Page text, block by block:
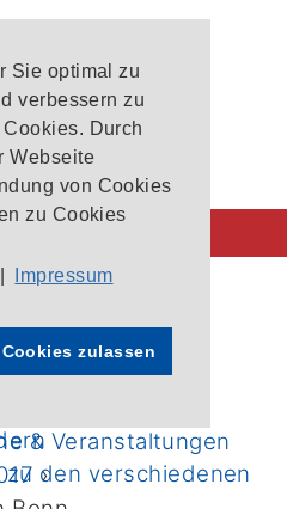
Sie optimal zu
verbessern zu
Durch
Webseite
von Cookies
zu Cookies
Impressum
Cookies zulassen
den verschiedenen
und
& Veranstaltungen
›